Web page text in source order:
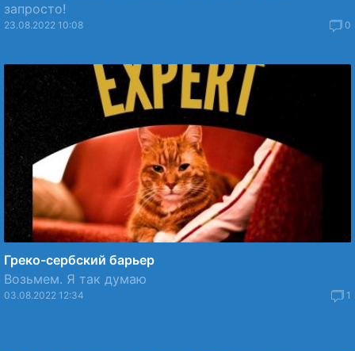
запросто!
23.08.2022 10:08 0
Греко-сербский барьер
Возьмем. Я так думаю
03.08.2022 12:34 1